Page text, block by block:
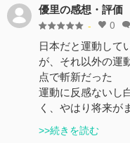
優里の感想・評価
- 0
日本だと運動して
が、それ以外の運
点で斬新だった
運動に反感ないし
く、やはり将来が
>>続きを読む